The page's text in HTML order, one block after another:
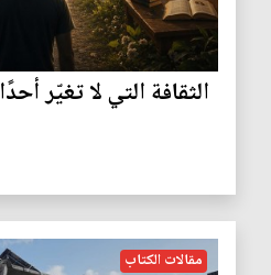
الثقافة التي لا تغيّر أحدًا
مقالات الكتاب